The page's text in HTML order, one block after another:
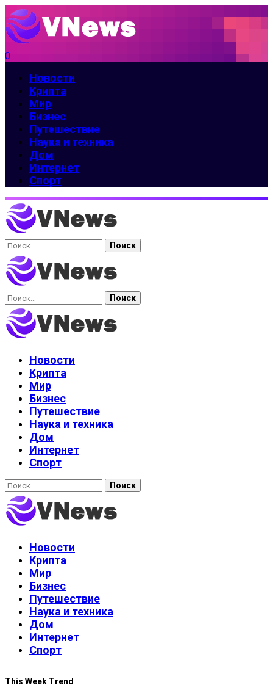
0
Новости
Крипта
Мир
Бизнес
Путешествие
Наука и техника
Дом
Интернет
Спорт
Найти:
Найти:
Новости
Крипта
Мир
Бизнес
Путешествие
Наука и техника
Дом
Интернет
Спорт
Найти:
Новости
Крипта
Мир
Бизнес
Путешествие
Наука и техника
Дом
Интернет
Спорт
This Week Trend